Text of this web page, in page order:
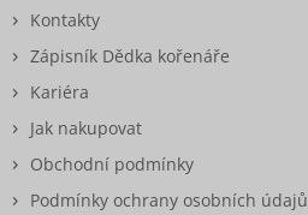
Kontakty
Zápisník Dědka kořenáře
Kariéra
Jak nakupovat
Obchodní podmínky
Podmínky ochrany osobních údajů